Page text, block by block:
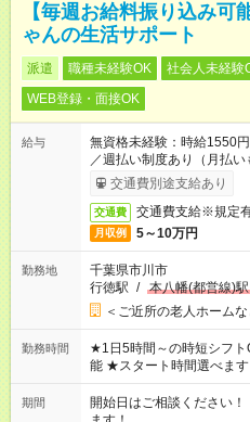
【毎週お給料振り込み可
ゃんの生活サポート
派遣 職種未経験OK 社会人未経験
WEB登録・面接OK
給与
無資格未経験：時給1550
／週払い制度あり（月払
了次第のお支払いとなりま
交通費別途支給あり
交通費 交通費支給※規定
月収例 5～10万円
勤務地
千葉県市川市
行徳駅 / 本八幡(都営線)駅
＜ご近所の老人ホームな
勤務時間
★1日5時間～の時短シフトOK ★もちろんフルタイムシフ
能 ★スタート時間選べま
20:00 など 残業なし！ ※Wワークの場合、他のお仕事と合わせ
週40時間超の就業はご案
間以上勤務は社会保険へ
期間
開始日はご相談ください